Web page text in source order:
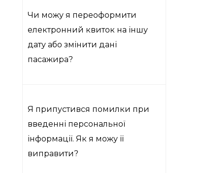
Чи можу я переоформити
електронний квиток на іншу
дату або змінити дані
пасажира?
Я припустився помилки при
введенні персональної
інформації. Як я можу її
виправити?